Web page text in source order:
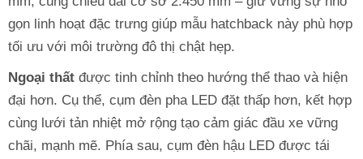
gọn linh hoạt đặc trưng giúp mẫu hatchback này phù hợp
tối ưu với môi trường đô thị chật hẹp.
Ngoại thất được tinh chỉnh theo hướng thể thao và hiện
đại hơn. Cụ thể, cụm đèn pha LED đặt thấp hơn, kết hợp
cùng lưới tản nhiệt mở rộng tạo cảm giác đầu xe vững
chãi, mạnh mẽ. Phía sau, cụm đèn hậu LED được tái